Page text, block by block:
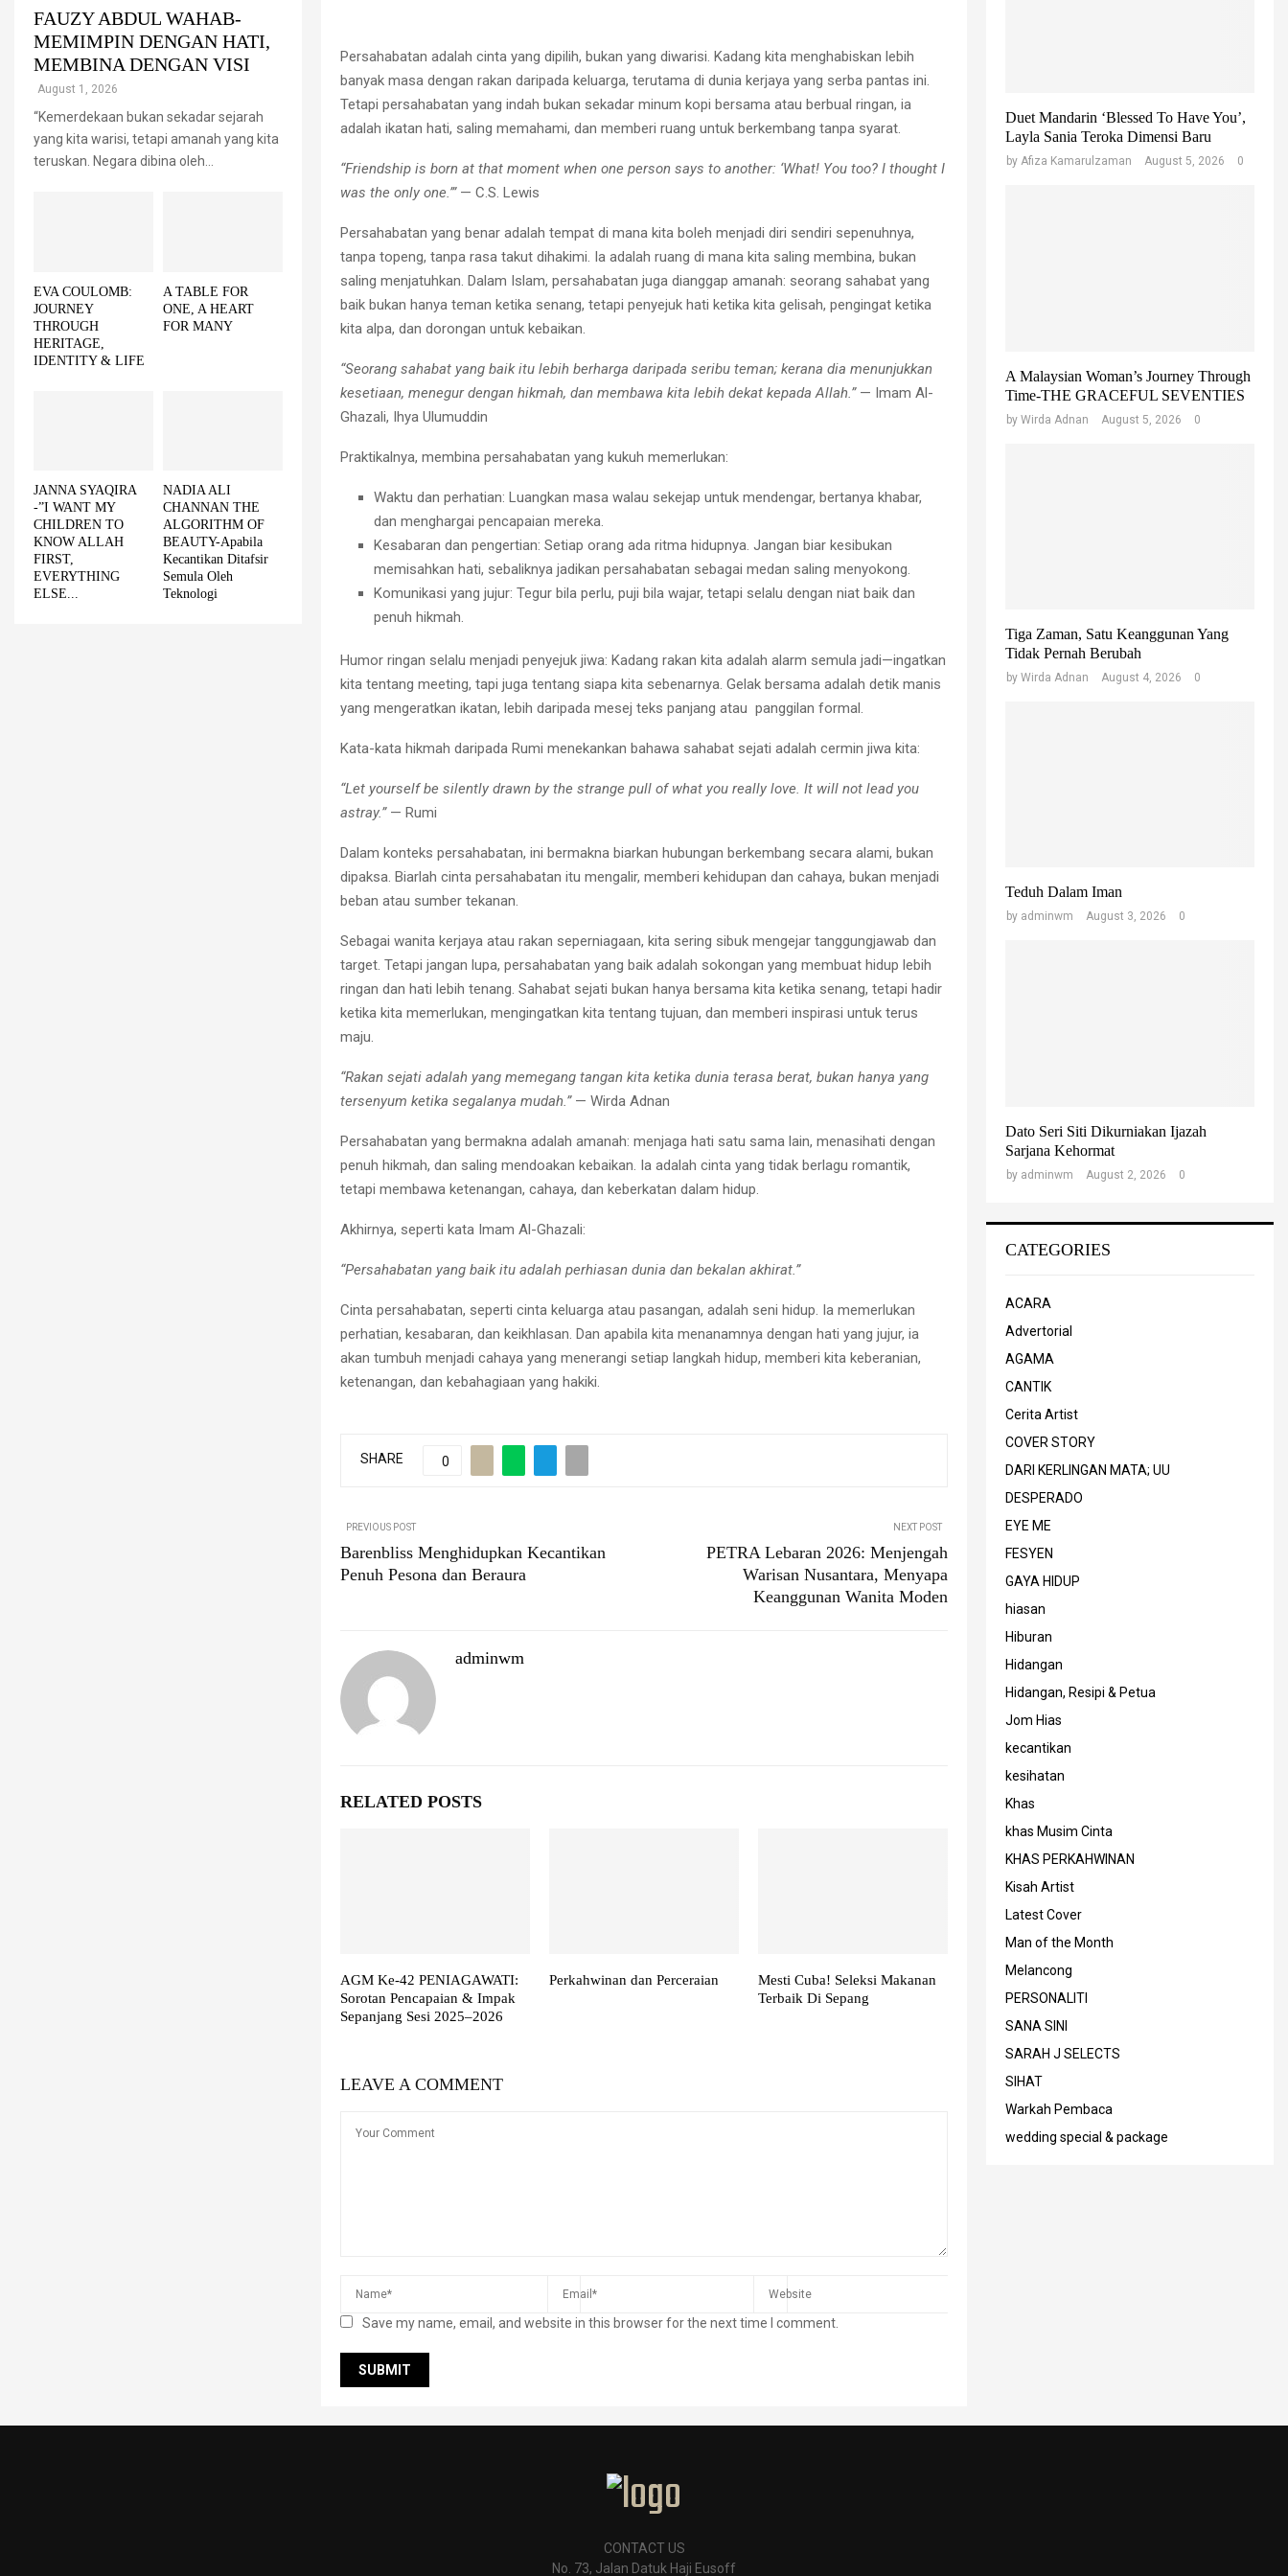
Persahabatan adalah cinta yang dipilih, bukan yang diwarisi. Kadang kita menghabiskan lebih
banyak masa dengan rakan daripada keluarga, terutama di dunia kerjaya yang serba pantas ini.
Tetapi persahabatan yang indah bukan sekadar minum kopi bersama atau berbual ringan, ia
adalah ikatan hati, saling memahami, dan memberi ruang untuk berkembang tanpa syarat.
“Friendship is born at that moment when one person says to another: ‘What! You too? I thought I
was the only one.’”— C.S. Lewis
Persahabatan yang benar adalah tempat di mana kita boleh menjadi diri sendiri sepenuhnya,
tanpa topeng, tanpa rasa takut dihakimi. Ia adalah ruang di mana kita saling membina, bukan
saling menjatuhkan. Dalam Islam, persahabatan juga dianggap amanah: seorang sahabat yang
baik bukan hanya teman ketika senang, tetapi penyejuk hati ketika kita gelisah, pengingat ketika
kita alpa, dan dorongan untuk kebaikan.
“Seorang sahabat yang baik itu lebih berharga daripada seribu teman; kerana dia menunjukkan
kesetiaan, menegur dengan hikmah, dan membawa kita lebih dekat kepada Allah.”— Imam Al-
Ghazali, Ihya Ulumuddin
Praktikalnya, membina persahabatan yang kukuh memerlukan:
Waktu dan perhatian: Luangkan masa walau sekejap untuk mendengar, bertanya khabar,
dan menghargai pencapaian mereka.
Kesabaran dan pengertian: Setiap orang ada ritma hidupnya. Jangan biar kesibukan
memisahkan hati, sebaliknya jadikan persahabatan sebagai medan saling menyokong.
Komunikasi yang jujur: Tegur bila perlu, puji bila wajar, tetapi selalu dengan niat baik dan
penuh hikmah.
Humor ringan selalu menjadi penyejuk jiwa: Kadang rakan kita adalah alarm semula jadi—ingatkan
kita tentang meeting, tapi juga tentang siapa kita sebenarnya. Gelak bersama adalah detik manis
yang mengeratkan ikatan, lebih daripada mesej teks panjang atau panggilan formal.
Kata-kata hikmah daripada Rumi menekankan bahawa sahabat sejati adalah cermin jiwa kita:
“Let yourself be silently drawn by the strange pull of what you really love. It will not lead you
astray.”— Rumi
Dalam konteks persahabatan, ini bermakna biarkan hubungan berkembang secara alami, bukan
dipaksa. Biarlah cinta persahabatan itu mengalir, memberi kehidupan dan cahaya, bukan menjadi
beban atau sumber tekanan.
Sebagai wanita kerjaya atau rakan seperniagaan, kita sering sibuk mengejar tanggungjawab dan
target. Tetapi jangan lupa, persahabatan yang baik adalah sokongan yang membuat hidup lebih
ringan dan hati lebih tenang. Sahabat sejati bukan hanya bersama kita ketika senang, tetapi hadir
ketika kita memerlukan, mengingatkan kita tentang tujuan, dan memberi inspirasi untuk terus
maju.
“Rakan sejati adalah yang memegang tangan kita ketika dunia terasa berat, bukan hanya yang
tersenyum ketika segalanya mudah.”— Wirda Adnan
Persahabatan yang bermakna adalah amanah: menjaga hati satu sama lain, menasihati dengan
penuh hikmah, dan saling mendoakan kebaikan. Ia adalah cinta yang tidak berlagu romantik,
tetapi membawa ketenangan, cahaya, dan keberkatan dalam hidup.
Akhirnya, seperti kata Imam Al-Ghazali:
“Persahabatan yang baik itu adalah perhiasan dunia dan bekalan akhirat.”
Cinta persahabatan, seperti cinta keluarga atau pasangan, adalah seni hidup. Ia memerlukan
perhatian, kesabaran, dan keikhlasan. Dan apabila kita menanamnya dengan hati yang jujur, ia
akan tumbuh menjadi cahaya yang menerangi setiap langkah hidup, memberi kita keberanian,
ketenangan, dan kebahagiaan yang hakiki.
SHARE 0
PREVIOUS POST
Barenbliss Menghidupkan Kecantikan
Penuh Pesona dan Beraura
NEXT POST
PETRA Lebaran 2026: Menjengah
Warisan Nusantara, Menyapa
Keanggunan Wanita Moden
adminwm
RELATED POSTS
AGM Ke-42 PENIAGAWATI:
Sorotan Pencapaian & Impak
Sepanjang Sesi 2025–2026
Perkahwinan dan Perceraian
Mesti Cuba! Seleksi Makanan
Terbaik Di Sepang
LEAVE A COMMENT
Save my name, email, and website in this browser for the next time I comment.
FAUZY ABDUL WAHAB-
MEMIMPIN DENGAN HATI,
MEMBINA DENGAN VISI
August 1, 2026
“Kemerdekaan bukan sekadar sejarah
yang kita warisi, tetapi amanah yang kita
teruskan. Negara dibina oleh...
EVA COULOMB:
JOURNEY
THROUGH
HERITAGE,
IDENTITY & LIFE
A TABLE FOR
ONE, A HEART
FOR MANY
JANNA SYAQIRA
-”I WANT MY
CHILDREN TO
KNOW ALLAH
FIRST,
EVERYTHING
ELSE...
NADIA ALI
CHANNAN THE
ALGORITHM OF
BEAUTY-Apabila
Kecantikan Ditafsir
Semula Oleh
Teknologi
Duet Mandarin ‘Blessed To Have You’,
Layla Sania Teroka Dimensi Baru
by Afiza Kamarulzaman August 5, 2026 0
A Malaysian Woman’s Journey Through
Time-THE GRACEFUL SEVENTIES
by Wirda Adnan August 5, 2026 0
Tiga Zaman, Satu Keanggunan Yang
Tidak Pernah Berubah
by Wirda Adnan August 4, 2026 0
Teduh Dalam Iman
by adminwm August 3, 2026 0
Dato Seri Siti Dikurniakan Ijazah
Sarjana Kehormat
by adminwm August 2, 2026 0
CATEGORIES
ACARA
Advertorial
AGAMA
CANTIK
Cerita Artist
COVER STORY
DARI KERLINGAN MATA; UU
DESPERADO
EYE ME
FESYEN
GAYA HIDUP
hiasan
Hiburan
Hidangan
Hidangan, Resipi & Petua
Jom Hias
kecantikan
kesihatan
Khas
khas Musim Cinta
KHAS PERKAHWINAN
Kisah Artist
Latest Cover
Man of the Month
Melancong
PERSONALITI
SANA SINI
SARAH J SELECTS
SIHAT
Warkah Pembaca
wedding special & package
CONTACT US
No. 73, Jalan Datuk Haji Eusoff